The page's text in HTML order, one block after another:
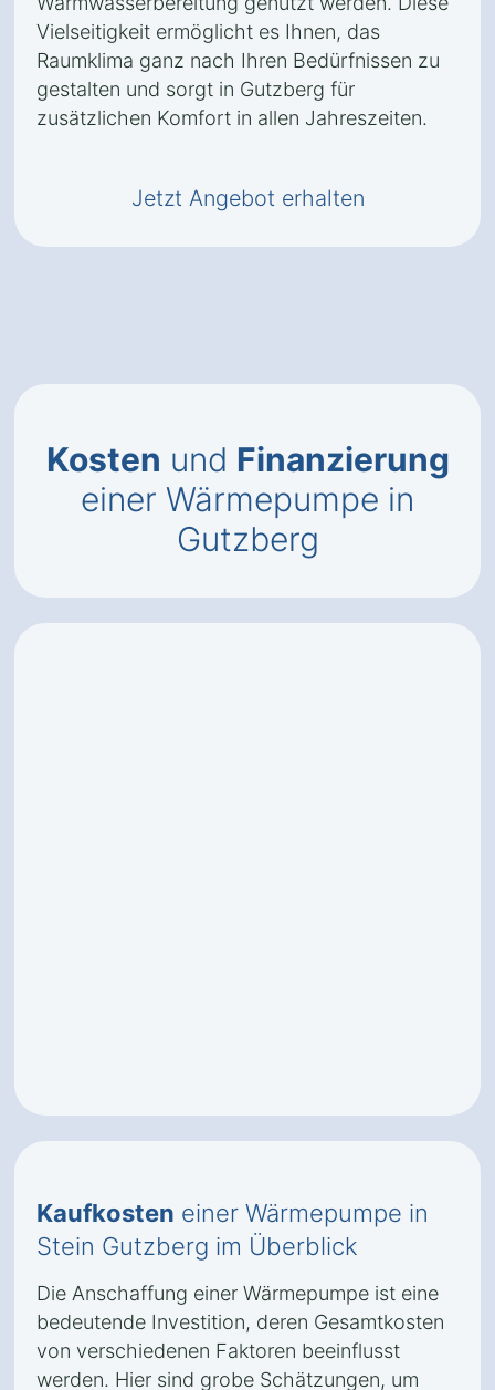
Vielseitigkeit ermöglicht es Ihnen, das
Raumklima ganz nach Ihren Bedürfnissen zu
gestalten und sorgt in Gutzberg für
zusätzlichen Komfort in allen Jahreszeiten.
Jetzt Angebot erhalten
Kosten und Finanzierung
einer Wärmepumpe in
Gutzberg
Kaufkosten einer Wärmepumpe in
Stein Gutzberg im Überblick
Die Anschaffung einer Wärmepumpe ist eine
bedeutende Investition, deren Gesamtkosten
von verschiedenen Faktoren beeinflusst
werden. Hier sind grobe Schätzungen, um